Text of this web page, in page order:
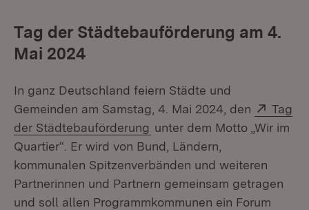
Tag der Städtebauförderung am 4.
Mai 2024
In ganz Deutschland feiern Städte und
Gemeinden am Samstag, 4. Mai 2024, den
Tag
der Städtebauförderung (Öffnet in neuem Fenster)
unter dem Motto „Wir im
Quartier“. Er wird von Bund, Ländern,
kommunalen Spitzenverbänden und weiteren
Partnerinnen und Partnern gemeinsam getragen
und soll allen Programmkommunen ein Forum